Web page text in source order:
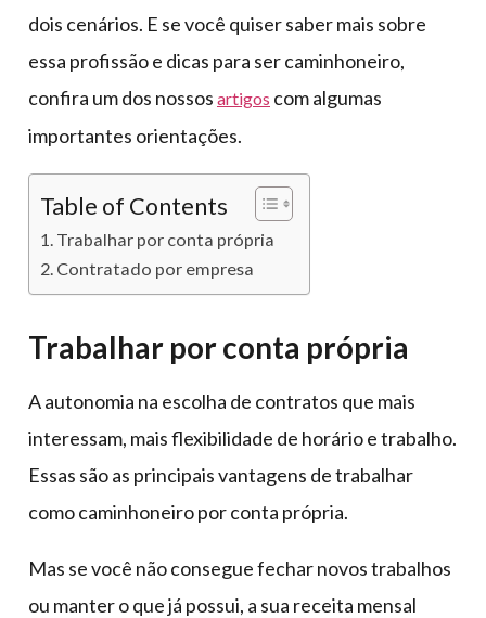
dois cenários. E se você quiser saber mais sobre
essa profissão e dicas para ser caminhoneiro,
confira um dos nossos artigos com algumas
importantes orientações.
Table of Contents
Trabalhar por conta própria
Contratado por empresa
Trabalhar por conta própria
A autonomia na escolha de contratos que mais
interessam, mais flexibilidade de horário e trabalho.
Essas são as principais vantagens de trabalhar
como caminhoneiro por conta própria.
Mas se você não consegue fechar novos trabalhos
ou manter o que já possui, a sua receita mensal